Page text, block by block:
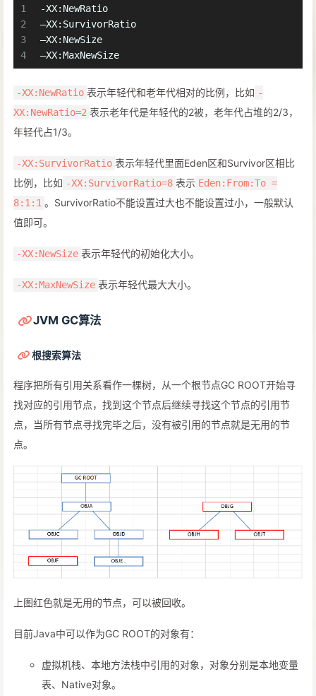
1
2
3
4
-XX:NewRatio
–XX:SurvivorRatio
–XX:NewSize
–XX:MaxNewSize
-XX:NewRatio 表示年轻代和老年代相对的比例，比如 -
XX:NewRatio=2 表示老年代是年轻代的2被，老年代占堆的2/3，
年轻代占1/3。
-XX:SurvivorRatio 表示年轻代里面Eden区和Survivor区相比
比例，比如 -XX:SurvivorRatio=8 表示 Eden:From:To =
8:1:1 。SurvivorRatio不能设置过大也不能设置过小，一般默认
值即可。
-XX:NewSize 表示年轻代的初始化大小。
-XX:MaxNewSize 表示年轻代最大大小。
JVM GC算法
根搜索算法
程序把所有引用关系看作一棵树，从一个根节点GC ROOT开始寻
找对应的引用节点，找到这个节点后继续寻找这个节点的引用节
点，当所有节点寻找完毕之后，没有被引用的节点就是无用的节
点。
上图红色就是无用的节点，可以被回收。
目前Java中可以作为GC ROOT的对象有：
虚拟机栈、本地方法栈中引用的对象，对象分别是本地变量
表、Native对象。